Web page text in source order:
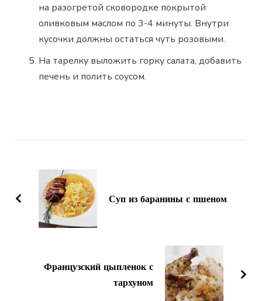
на разогретой сковородке покрытой
оливковым маслом по 3-4 минуты. Внутри
кусочки должны остаться чуть розовыми.
На тарелку выложить горку салата, добавить
печень и полить соусом.
записям
Суп из баранины с пшеном
Французский цыпленок с
тархуном